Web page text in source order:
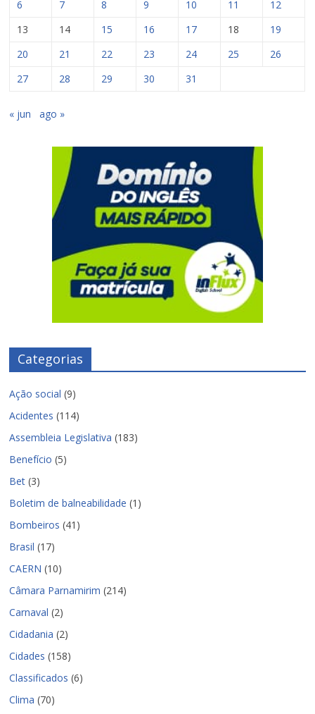
6 7 8 9 10 11
12
13
14 15 16 17 18
19
20
21 22 23 24 25
26
27
28 29 30 31
« jun ago »
Categorias
Ação social (9)
Acidentes (114)
Assembleia Legislativa (183)
Benefício (5)
Bet (3)
Boletim de balneabilidade (1)
Bombeiros (41)
Brasil (17)
CAERN (10)
Câmara Parnamirim (214)
Carnaval (2)
Cidadania (2)
Cidades (158)
Classificados (6)
Clima (70)